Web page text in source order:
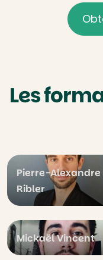
Les
Pierre-Alexandre
Ribler
Mickaël Vincent